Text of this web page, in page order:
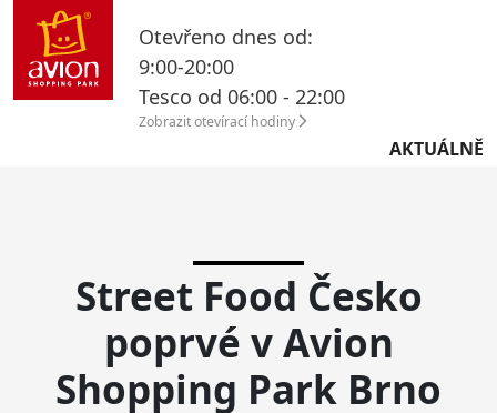
Otevřeno dnes od:
9:00-20:00
Tesco od 06:00 - 22:00
Zobrazit otevírací hodiny
AKTUÁLNĚ
Street Food Česko
poprvé v Avion
Shopping Park Brno